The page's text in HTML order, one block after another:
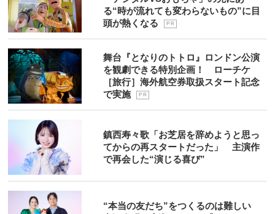
る“時が流れても変わらないもの”に目
頭が熱くなる
P R
舞台『となりのトトロ』ロンドン公演
を観劇できる特別企画！ ローチケ
［旅行］海外航空券取扱スタート記念
で実施
P R
鎮西寿々歌「お芝居を辞めようと思っ
てからの再スタートだった」 主演作
で再会した“演じる喜び”
“本当の友だち”をつくるのは難しい